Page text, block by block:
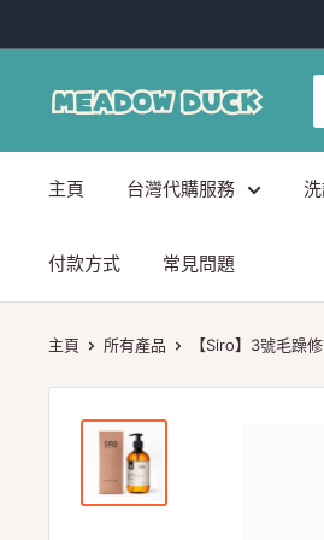
到
Meadow
Duck
-
台
代
主頁 台灣代購服務
付款方式 常見問題
主頁 所有產品 【Siro】3號毛躁